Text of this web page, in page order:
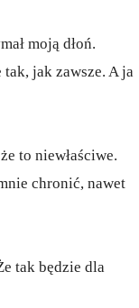
moją dłoń.
tak, jak zawsze. A ja
to niewłaściwe.
chronić, nawet
tak będzie dla